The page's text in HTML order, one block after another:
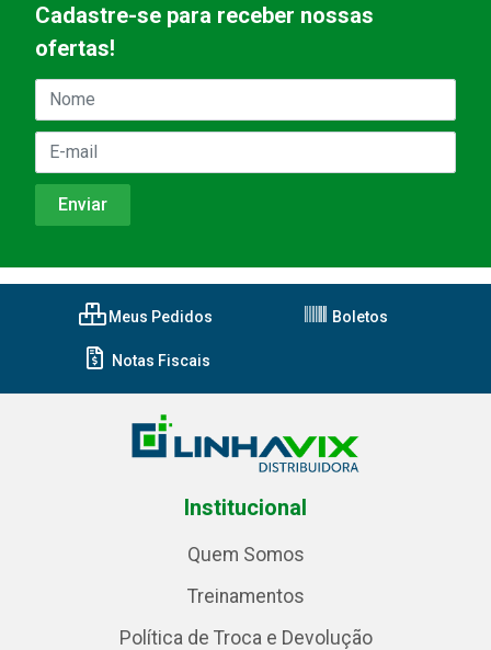
Cadastre-se para receber nossas
ofertas!
Meus Pedidos Boletos
Notas Fiscais
Institucional
Quem Somos
Treinamentos
Política de Troca e Devolução